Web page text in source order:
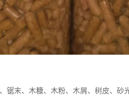
锯末、木糠、木粉、木屑、树皮、